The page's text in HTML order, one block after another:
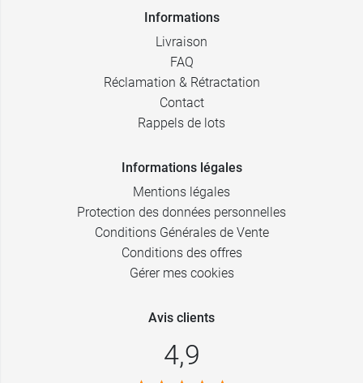
Informations
Livraison
FAQ
Réclamation & Rétractation
Contact
Rappels de lots
Informations légales
Mentions légales
Protection des données personnelles
Conditions Générales de Vente
Conditions des offres
Gérer mes cookies
Avis clients
4,9